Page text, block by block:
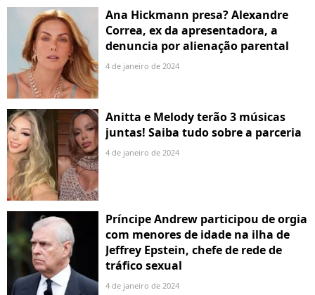
Ana Hickmann presa? Alexandre
Correa, ex da apresentadora, a
denuncia por alienação parental
4 de janeiro de 2024
Anitta e Melody terão 3 músicas
juntas! Saiba tudo sobre a parceria
4 de janeiro de 2024
Príncipe Andrew participou de orgia
com menores de idade na ilha de
Jeffrey Epstein, chefe de rede de
tráfico sexual
4 de janeiro de 2024